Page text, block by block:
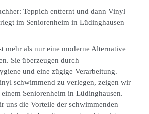
mehr als nur eine moderne Alternative
Sie überzeugen durch
und eine zügige Verarbeitung.
schwimmend zu verlegen, zeigen wir
Seniorenheim in Lüdinghausen.
uns die Vorteile der schwimmenden